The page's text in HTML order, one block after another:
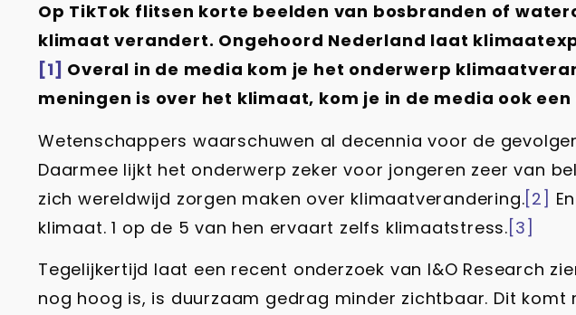
Op TikTok flitsen korte beelden van bosbranden of
klimaat verandert. Ongehoord Nederland laat
[1] Overal in de media kom je het onderwerp
meningen is over het klimaat, kom je in de media ook
Wetenschappers waarschuwen al decennia voor de
Daarmee lijkt het onderwerp zeker voor jongeren zeer van
zich wereldwijd zorgen maken over klimaatverandering.[2]
klimaat. 1 op de 5 van hen ervaart zelfs klimaatstress. [3]
Tegelijkertijd laat een recent onderzoek van I&O Research
nog hoog is, is duurzaam gedrag minder zichtbaar. Dit